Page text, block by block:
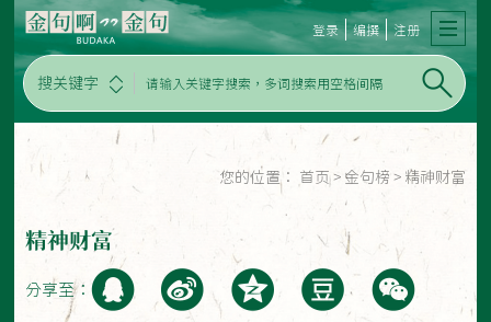
搜关键字
登录 编撰 注册
您的位置： 首页 > 金句榜 > 精神财富
精神财富
分享至：